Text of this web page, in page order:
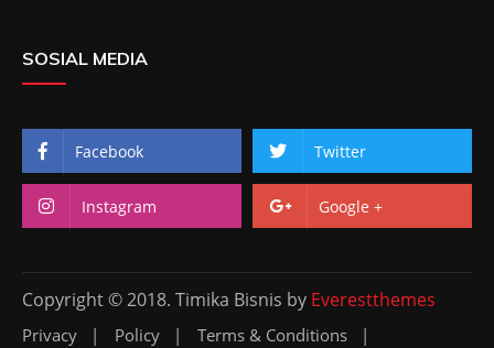
SOSIAL MEDIA
Facebook Twitter
Instagram Google +
Copyright © 2018. Timika Bisnis by Everestthemes
Privacy Policy Terms & Conditions